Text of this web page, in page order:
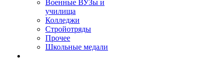
Военные ВУЗы и
училища
Колледжи
Стройотряды
Прочее
Школьные медали